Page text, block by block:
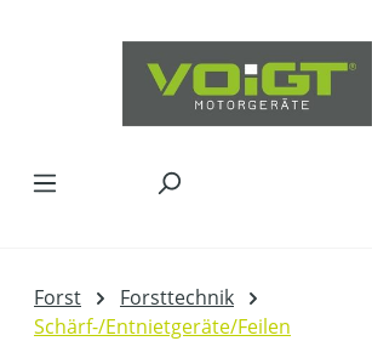
Forst
Forsttechnik
Schärf-/Entnietgeräte/Feilen